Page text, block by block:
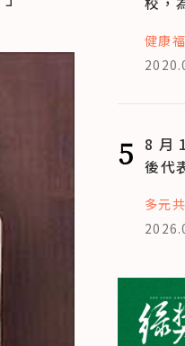
健康
5 8 月
後代
多元